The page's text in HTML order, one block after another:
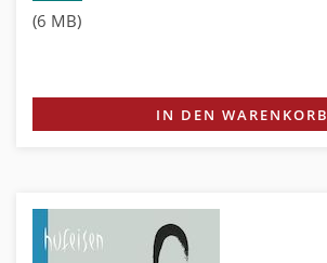
(6 MB)
IN DEN WARENKORB